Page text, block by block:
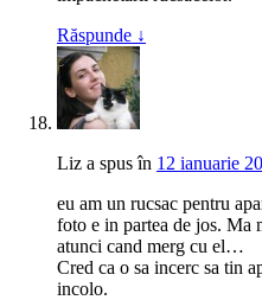
Răspunde ↓
Liz a spusîn 12 ianuarie
eu am un rucsac pentru
foto e in partea de jos. Ma
atunci cand merg cu el…
Cred ca o sa incerc sa tin
incolo.